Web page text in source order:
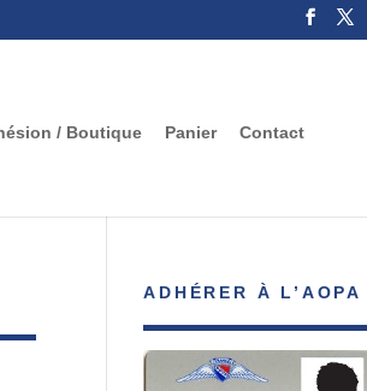
/ Boutique Panier Contact
ADHÉRER À L’AOPA